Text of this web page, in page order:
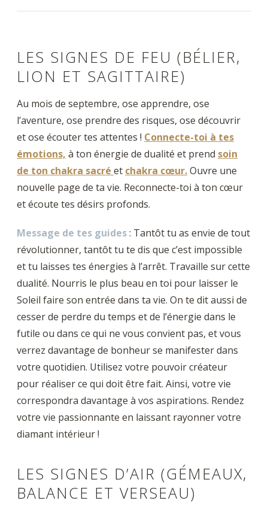
LES SIGNES DE FEU (BÉLIER,
LION ET SAGITTAIRE)
Au mois de septembre, ose apprendre, ose
l’aventure, ose prendre des risques, ose découvrir
et ose écouter tes attentes ! Connecte-toi à tes
émotions, à ton énergie de dualité et prend soin
de ton chakra sacréet chakra cœur.Ouvre une
nouvelle page de ta vie. Reconnecte-toi à ton cœur
et écoute tes désirs profonds.
Message de tes guides: Tantôt tu as envie de tout
révolutionner, tantôt tu te dis que c’est impossible
et tu laisses tes énergies à l’arrêt. Travaille sur cette
dualité. Nourris le plus beau en toi pour laisser le
Soleil faire son entrée dans ta vie. On te dit aussi de
cesser de perdre du temps et de l’énergie dans le
futile ou dans ce qui ne vous convient pas, et vous
verrez davantage de bonheur se manifester dans
votre quotidien. Utilisez votre pouvoir créateur
pour réaliser ce qui doit être fait. Ainsi, votre vie
correspondra davantage à vos aspirations. Rendez
votre vie passionnante en laissant rayonner votre
diamant intérieur !
LES SIGNES D’AIR (GÉMEAUX,
BALANCE ET VERSEAU)